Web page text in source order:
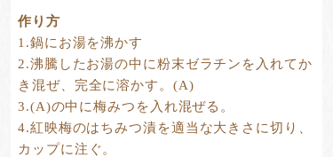
作り方
1.鍋にお湯を沸かす
2.沸騰したお湯の中に粉末ゼラチンを入れてか
き混ぜ、完全に溶かす。(A)
3.(A)の中に梅みつを入れ混ぜる。
4.紅映梅のはちみつ漬を適当な大きさに切り、
カップに注ぐ。